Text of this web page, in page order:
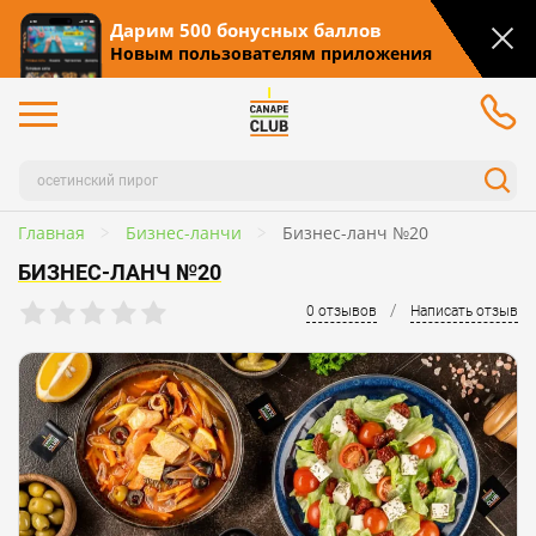
Дарим 500 бонусных баллов
Новым пользователям приложения
Главная Бизнес-ланчи Бизнес-ланч №20
БИЗНЕС-ЛАНЧ №20
0 отзывов / Написать отзыв